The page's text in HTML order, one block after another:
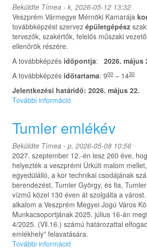
Beküldte Tímea - k, 2026-05-12 13:32
Veszprém Vármegye Mérnöki Kamarája
továbbképzést szervez épületgépész
tervezők, szakértők, felelős műszaki
ellenőrök részére.
A továbbképzés időpontja: 2026. május
A továbbképzés időtartama: 900 – 1430
Jelentkezési határidő: 2026. május 22.
További információ
2026.05.28.
kapcsolatosan
Tumler emlékév
Beküldte Tímea - p, 2026-05-08 10:56
2027. szeptember 12.-én lesz 260 éve,
helyezték a veszprémi Úrkúti malom
egyedülálló, a kor technikai csodájának
berendezést, Tumler György, és fia,
vízmű közel 130 éven át szolgálta a
alkalom a Veszprém Megyei Jogú Város
Munkacsoportjának 2025. július 16-án
4/2025. (Vll.16.) számú határozattal
emlékhely” felavatására.
További információ